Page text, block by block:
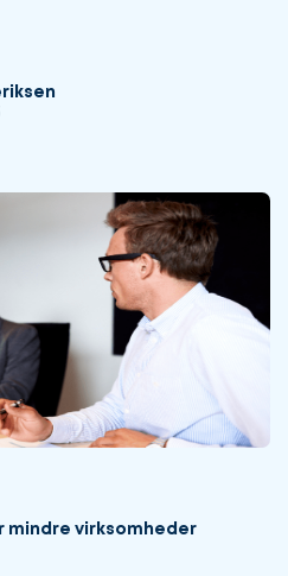
mindre virksomheder